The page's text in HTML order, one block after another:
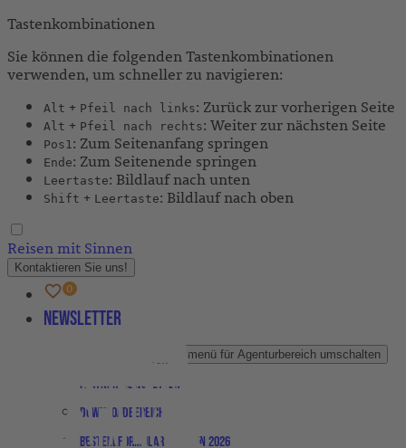
Tastenkombinationen
Sie können die folgenden Tastenkombinationen
verwenden, um schneller zu navigieren:
Alt + Pfeil nach links: Zurück zur vorherigen Seite
Alt + Pfeil nach rechts: Weiter zur nächsten Seite
Pos1: Zum Seitenanfang springen
Ende: Zum Seitenende springen
Leertaste: Bildlauf nach unten
Shift + Leertaste: Bildlauf nach oben
Reisen mit Sinnen
Kontaktieren Sie uns!
Newsletter
Untermenü für Agenturbereich umschalten
Downloadbereich
Bestellformular Magazin 2026